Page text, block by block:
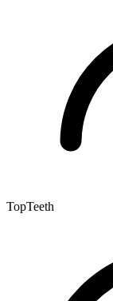
TopTeeth